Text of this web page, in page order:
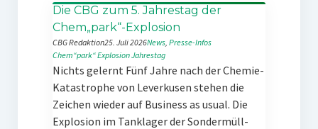
Die CBG zum 5. Jahrestag der
Chem„park“-Explosion
CBG Redaktion25. Juli 2026News, Presse-Infos
Chem“park“ExplosionJahrestag
Nichts gelernt Fünf Jahre nach der Chemie-
Katastrophe von Leverkusen stehen die
Zeichen wieder auf Business as usual. Die
Explosion im Tanklager der Sondermüll-